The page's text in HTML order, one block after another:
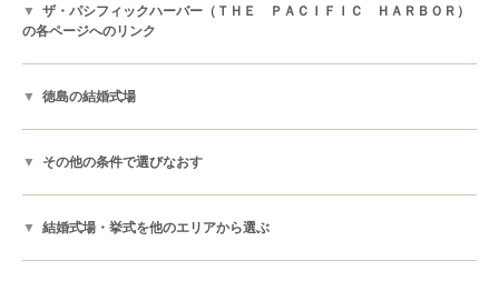
ザ・パシフィックハーバー（ＴＨＥ ＰＡＣＩＦＩＣ ＨＡＲＢＯＲ）
の各ページへのリンク
徳島の結婚式場
その他の条件で選びなおす
結婚式場・挙式を他のエリアから選ぶ